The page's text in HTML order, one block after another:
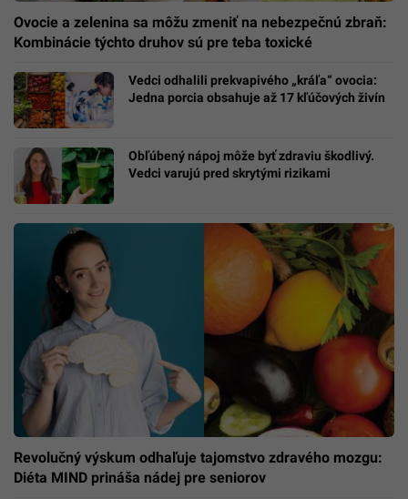
Ovocie a zelenina sa môžu zmeniť na nebezpečnú zbraň:
Kombinácie týchto druhov sú pre teba toxické
Vedci odhalili prekvapivého „kráľa“ ovocia:
Jedna porcia obsahuje až 17 kľúčových živín
Obľúbený nápoj môže byť zdraviu škodlivý.
Vedci varujú pred skrytými rizikami
Revolučný výskum odhaľuje tajomstvo zdravého mozgu:
Diéta MIND prináša nádej pre seniorov